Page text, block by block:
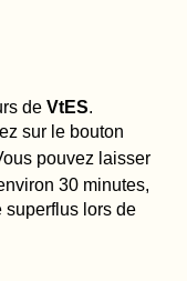
de VtES.
sur le bouton
pouvez laisser
30 minutes,
superflus lors de